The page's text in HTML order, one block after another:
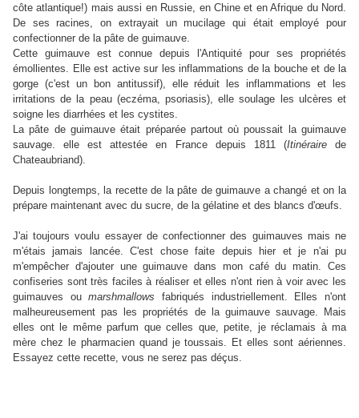
côte atlantique!) mais aussi en Russie, en Chine et en Afrique du Nord.
De ses racines, on extrayait un mucilage qui était employé pour
confectionner de la pâte de guimauve.
Cette guimauve est connue depuis l'Antiquité pour ses propriétés
émollientes. Elle est active sur les inflammations de la bouche et de la
gorge (c'est un bon antitussif), elle réduit les inflammations et les
irritations de la peau (eczéma, psoriasis), elle soulage les ulcères et
soigne les diarrhées et les cystites.
La pâte de guimauve était préparée partout où poussait la guimauve
sauvage. elle est attestée en France depuis 1811 (Itinérairede
Chateaubriand).
Depuis longtemps, la recette de la pâte de guimauve a changé et on la
prépare maintenant avec du sucre, de la gélatine et des blancs d'œufs.
J'ai toujours voulu essayer de confectionner des guimauves mais ne
m'étais jamais lancée. C'est chose faite depuis hier et je n'ai pu
m'empêcher d'ajouter une guimauve dans mon café du matin. Ces
confiseries sont très faciles à réaliser et elles n'ont rien à voir avec les
guimauves oumarshmallows fabriqués industriellement. Elles n'ont
malheureusement pas les propriétés de la guimauve sauvage. Mais
elles ont le même parfum que celles que, petite, je réclamais à ma
mère chez le pharmacien quand je toussais. Et elles sont aériennes.
Essayez cette recette, vous ne serez pas déçus.